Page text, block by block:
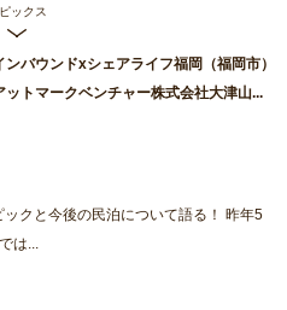
ックス
ンバウンドxシェアライフ福岡（福岡市）
ットマークベンチャー株式会社⼤津⼭...
クと今後の民泊について語る！ 昨年5
は...